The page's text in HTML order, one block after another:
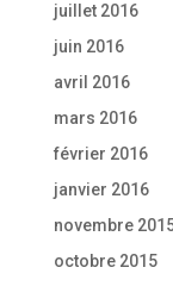
juillet 2016
juin 2016
avril 2016
mars 2016
février 2016
janvier 2016
novembre
octobre 2015